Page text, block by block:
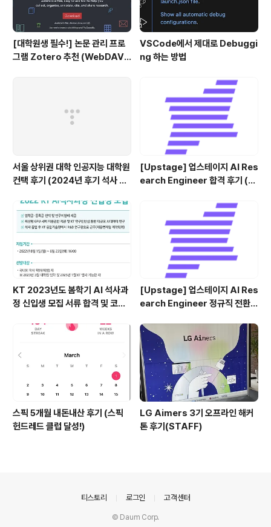
[대학원생 필수!] 논문 관리 프로
그램 Zotero 추천 (WebDAV
VSCode에서 제대로 Debuggi
ng 하는 방법
서울 상위권 대학 인공지능 대학원
컨택 후기 (2024년 후기 석사 지
[Upstage] 업스테이지 AI Res
earch Engineer 합격 후기 (정
KT 2023년도 봄학기 AI 석사과
정 신입생 모집 서류 합격 및 코딩
[Upstage] 업스테이지 AI Res
earch Engineer 정규직 전환
스픽 5개월 내돈내산 후기 (스픽
헌드레드 클럽 달성!)
LG Aimers 3기 오프라인 해커
톤 후기(STAFF)
티스토리 로그인 고객센터
© Daum Corp.